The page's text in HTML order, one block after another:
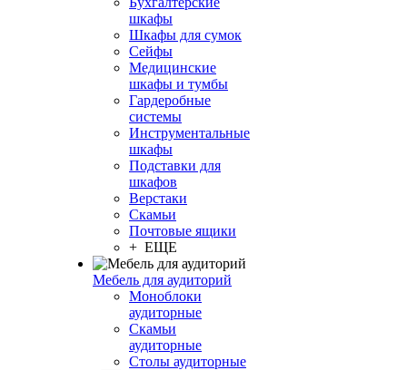
шкафы
Шкафы для сумок
Сейфы
Медицинские
шкафы и тумбы
Гардеробные
системы
Инструментальные
шкафы
Подставки для
шкафов
Верстаки
Скамьи
Почтовые ящики
+ ЕЩЕ
Мебель для аудиторий
Моноблоки
аудиторные
Скамьи
аудиторные
Столы аудиторные